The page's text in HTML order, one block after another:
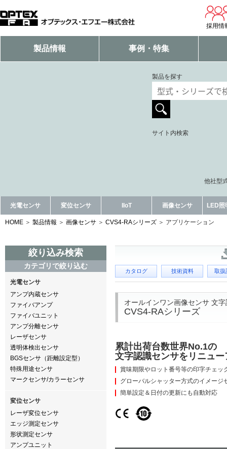
採用情
製品情報 事例・特集
製品を探す
サイト内検索
他社型
光電センサ 変位センサ IIoT 画像センサ LED照
HOME 製品情報 画像センサ CVS4-RAシリーズ アプリケーション
絞り込み検索
カテゴリで絞り込む
光電センサ
アンプ内蔵センサ
ファイバアンプ
ファイバユニット
アンプ分離センサ
レーザセンサ
透明体検出センサ
BGSセンサ（距離設定型）
特殊用途センサ
マークセンサ/カラーセンサ
変位センサ
レーザ変位センサ
エッジ測定センサ
形状測定センサ
アンプユニット
カタログ 技術資料 取扱
オールインワン画像センサ 文
CVS4-RAシリーズ
累計出荷台数世界No.1の
文字認識センサをリニュー
賞味期限やロット番号等の印字チェッ
グローバルシャッター方式のイメージ
簡単設定＆日付の更新にも自動対応